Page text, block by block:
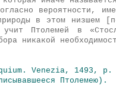
вероятности,
в этом низшем
учит Птолемей в
никакой
Venezia, 1493, р.
Птолемею).